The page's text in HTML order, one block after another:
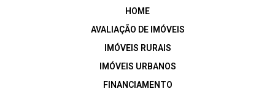
HOME
AVALIAÇÃO DE IMÓVEIS
IMÓVEIS RURAIS
IMÓVEIS URBANOS
FINANCIAMENTO